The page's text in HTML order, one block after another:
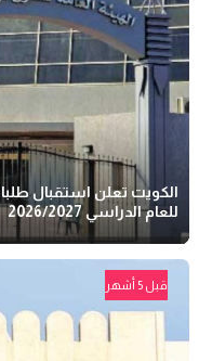
الكويت تعلن استقبال
للعام الدراسي 2026/2027
قبل 5 أشهر